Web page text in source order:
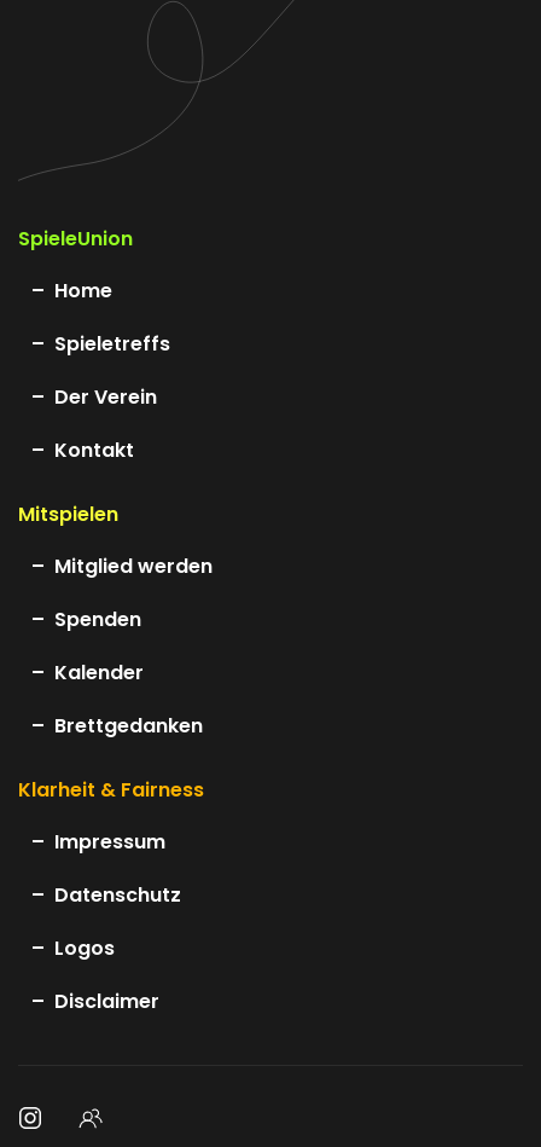
SpieleUnion
Home
Spieletreffs
Der Verein
Kontakt
Mitspielen
Mitglied werden
Spenden
Kalender
Brettgedanken
Klarheit & Fairness
Impressum
Datenschutz
Logos
Disclaimer